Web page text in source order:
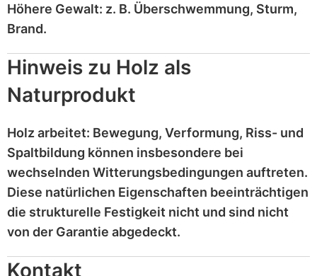
Höhere Gewalt: z. B. Überschwemmung, Sturm,
Brand.
Hinweis zu Holz als
Naturprodukt
Holz arbeitet: Bewegung, Verformung, Riss- und
Spaltbildung können insbesondere bei
wechselnden Witterungsbedingungen auftreten.
Diese natürlichen Eigenschaften beeinträchtigen
die strukturelle Festigkeit nicht und sind nicht
von der Garantie abgedeckt.
Kontakt